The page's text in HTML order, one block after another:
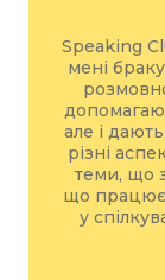
Speaking
мені
але і
різні
теми, що
що працює
у